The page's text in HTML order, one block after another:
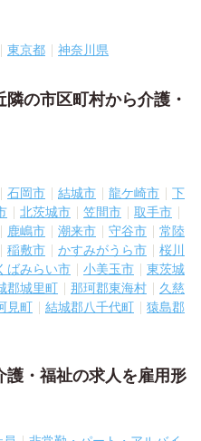
東京都 神奈川県
の市区町村から介護・
石岡市 結城市 龍ケ崎市
下
北茨城市 笠間市
取手市
鹿嶋市 潮来市 守谷市
常陸
稲敷市 かすみがうら市
桜川
ばみらい市 小美玉市
東茨城
郡城里町 那珂郡東海村
久慈
見町 結城郡八千代町
猿島郡
護・福祉の求人を雇用形